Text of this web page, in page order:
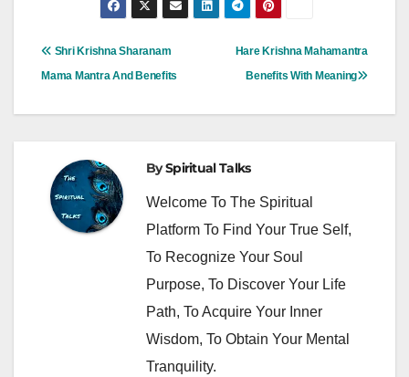
Post
Hare Krishna Mahamantra
Benefits With Meaning
Shri Krishna Sharanam
Mama Mantra And Benefits
BySpiritual Talks
Welcome To The Spiritual
Platform To Find Your True Self,
To Recognize Your Soul
Purpose, To Discover Your Life
Path, To Acquire Your Inner
Wisdom, To Obtain Your Mental
Tranquility.